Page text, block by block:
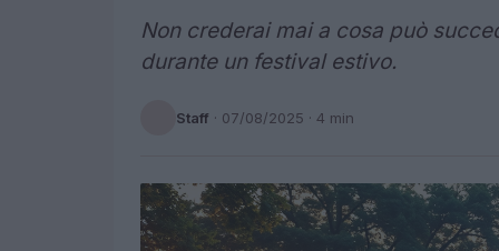
Non crederai mai a cosa può
durante un festival estivo.
Staff · 07/08/2025 · 4 min